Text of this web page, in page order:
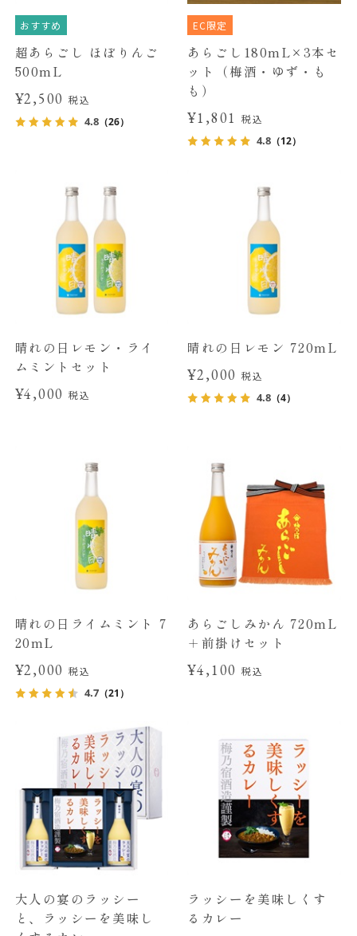
おすすめ
超あらごし ほぼりんご
500mL
¥2,500税込
4.8（26）
EC限定
あらごし180mL×3本セ
ット（梅酒・ゆず・も
も）
¥1,801 税込
4.8 （12）
晴れの日レモン・ライ
ムミントセット
¥4,000税込
晴れの日レモン 720mL
¥2,000 税込
4.8 （4）
晴れの日ライムミント 7
20mL
¥2,000税込
4.7（21）
あらごしみかん 720mL
＋前掛けセット
¥4,100 税込
大人の宴のラッシー
と、ラッシーを美味し
ラッシーを美味しくす
るカレー